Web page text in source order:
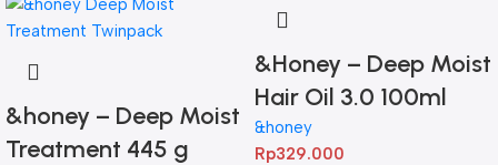
&honey – Deep Moist
Treatment 445 g
&Honey – Deep Moist
Hair Oil 3.0 100ml
&honey
Rp329.000